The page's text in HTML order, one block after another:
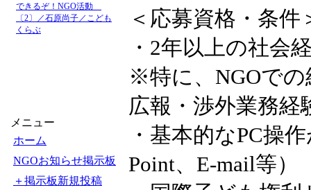
できるぞ！NGO活動
〔2〕／石原尚子／こども
くらぶ
メニュー
ホーム
NGOお知らせ掲示板
＋掲示板新規投稿
＜応募資格・条件
・2年以上の社会
※特に、NGOで
広報・渉外業務経
・基本的なPC操
Point、E-mail等）